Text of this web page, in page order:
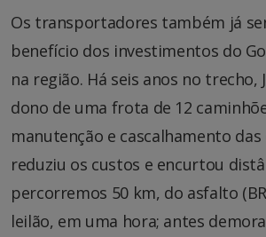
Os transportadores também já
benefício dos investimentos do
na região. Há seis anos no trecho,
dono de uma frota de 12
manutenção e cascalhamento das
reduziu os custos e encurtou
percorremos 50 km, do asfalto
leilão, em uma hora; antes